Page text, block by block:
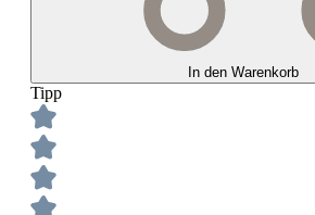
In den Warenkorb
Tipp